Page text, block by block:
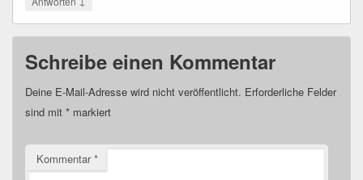
Schreibe einen Kommentar
Deine E-Mail-Adresse wird nicht veröffentlicht. Erforderliche Felder
sind mit * markiert
Kommentar*